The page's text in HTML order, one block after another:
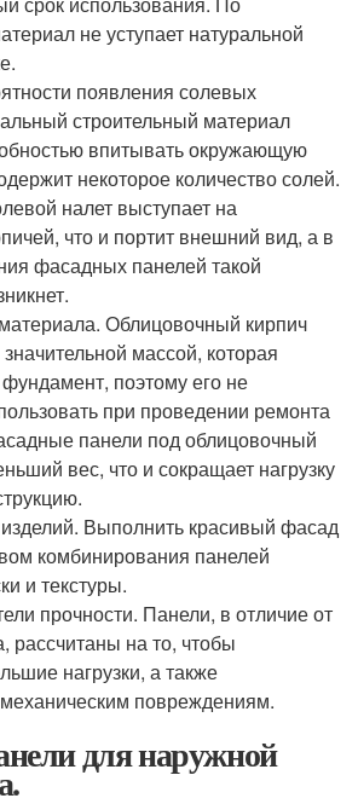
не уступает натуральной
появления солевых
строительный материал
впитывать окружающую
некоторое количество солей.
налет выступает на
что и портит внешний вид, а в
фасадных панелей такой
Облицовочный кирпич
значительной массой, которая
фундамент, поэтому его не
при проведении ремонта
панели под облицовочный
вес, что и сокращает нагрузку
Выполнить красивый фасад
комбинирования панелей
и текстуры.
прочности. Панели, в отличие от
рассчитаны на то, чтобы
нагрузки, а также
повреждениям.
для наружной